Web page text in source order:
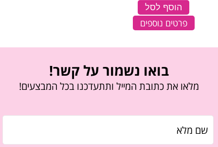
הוסף לסל
פרטים נוספים
בואו נשמור על קשר!
מלאו את כתובת המייל ותתעדכנו בכל המבצעים!